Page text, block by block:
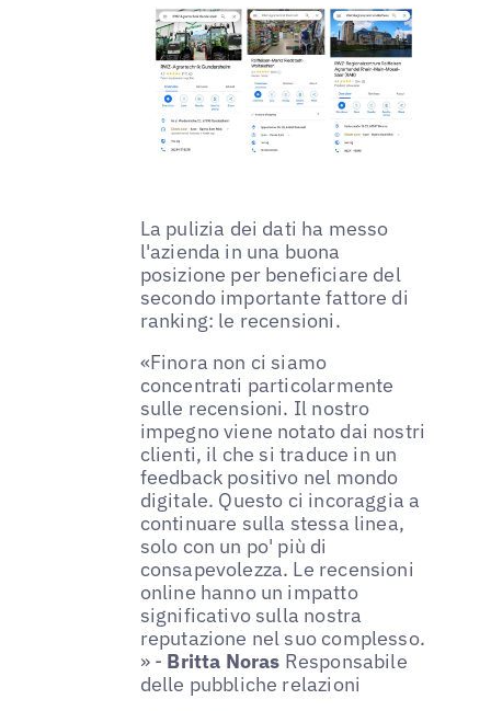
La pulizia dei dati ha messo
l'azienda in una buona
posizione per beneficiare del
secondo importante fattore di
ranking: le recensioni.
«Finora non ci siamo
concentrati particolarmente
sulle recensioni. Il nostro
impegno viene notato dai nostri
clienti, il che si traduce in un
feedback positivo nel mondo
digitale. Questo ci incoraggia a
continuare sulla stessa linea,
solo con un po' più di
consapevolezza. Le recensioni
online hanno un impatto
significativo sulla nostra
reputazione nel suo complesso.
» - Britta Noras Responsabile
delle pubbliche relazioni